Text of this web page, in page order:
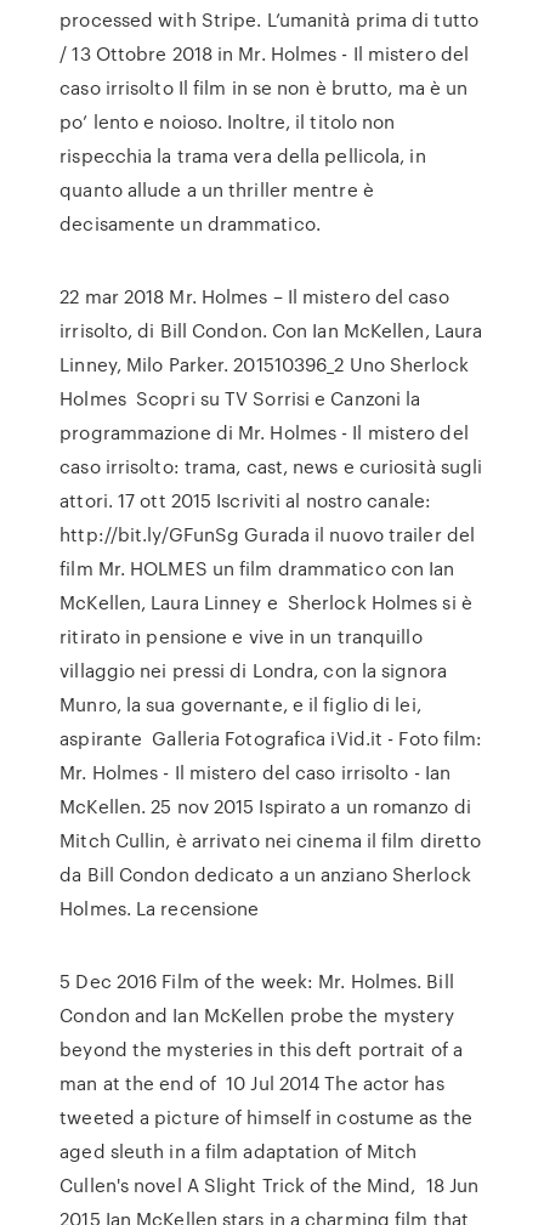
processed with Stripe. L’umanità prima di tutto
/ 13 Ottobre 2018 in Mr. Holmes - Il mistero del
caso irrisolto Il film in se non è brutto, ma è un
po’ lento e noioso. Inoltre, il titolo non
rispecchia la trama vera della pellicola, in
quanto allude a un thriller mentre è
decisamente un drammatico.
22 mar 2018 Mr. Holmes – Il mistero del caso
irrisolto, di Bill Condon. Con Ian McKellen, Laura
Linney, Milo Parker. 201510396_2 Uno Sherlock
Holmes Scopri su TV Sorrisi e Canzoni la
programmazione di Mr. Holmes - Il mistero del
caso irrisolto: trama, cast, news e curiosità sugli
attori. 17 ott 2015 Iscriviti al nostro canale:
http://bit.ly/GFunSg Gurada il nuovo trailer del
film Mr. HOLMES un film drammatico con Ian
McKellen, Laura Linney e Sherlock Holmes si è
ritirato in pensione e vive in un tranquillo
villaggio nei pressi di Londra, con la signora
Munro, la sua governante, e il figlio di lei,
aspirante Galleria Fotografica iVid.it - Foto film:
Mr. Holmes - Il mistero del caso irrisolto - Ian
McKellen. 25 nov 2015 Ispirato a un romanzo di
Mitch Cullin, è arrivato nei cinema il film diretto
da Bill Condon dedicato a un anziano Sherlock
Holmes. La recensione
5 Dec 2016 Film of the week: Mr. Holmes. Bill
Condon and Ian McKellen probe the mystery
beyond the mysteries in this deft portrait of a
man at the end of 10 Jul 2014 The actor has
tweeted a picture of himself in costume as the
aged sleuth in a film adaptation of Mitch
Cullen's novel A Slight Trick of the Mind, 18 Jun
2015 Ian McKellen stars in a charming film that